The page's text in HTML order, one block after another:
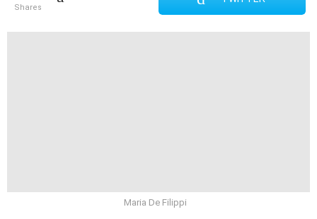
shares
Maria De Filippi